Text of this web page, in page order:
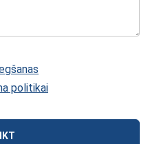
politikai